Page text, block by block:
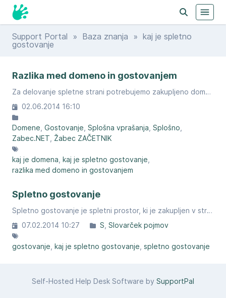
Support Portal » Baza znanja » kaj je spletno
gostovanje
Razlika med domeno in gostovanjem
Za delovanje spletne strani potrebujemo zakupljeno domeno in gostovanje vendar sta to dve različni storitvi.
02.06.2014 16:10
Domene Gostovanje Splošna vprašanja Splošno
Zabec.NET Žabec ZAČETNIK
kaj je domena kaj je spletno gostovanje
razlika med domeno in gostovanjem
Spletno gostovanje
Spletno gostovanje je spletni prostor, ki je zakupljen v strežniku.
07.02.2014 10:27
S Slovarček pojmov
gostovanje kaj je spletno gostovanje spletno gostovanje
Self-Hosted Help Desk Software by SupportPal